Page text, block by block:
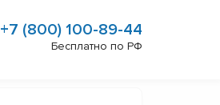
+7 (800) 100-89-44
Бесплатно по РФ